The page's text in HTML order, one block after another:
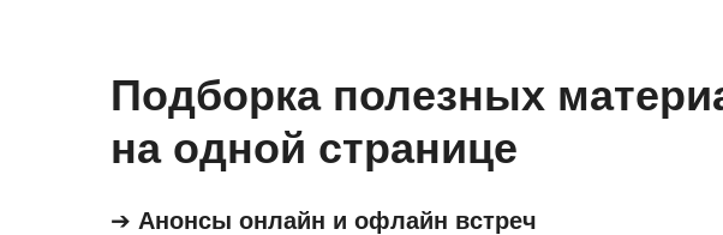
Подборка полезных
на одной странице
➔ Анонсы онлайн и офлайн встреч